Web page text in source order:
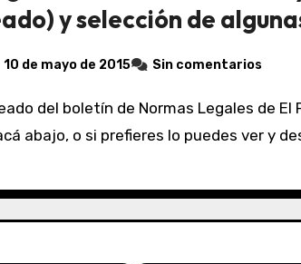
y selección de
10 de mayo de 2015 Sin comentarios
abajo, o si prefieres lo puedes ver y